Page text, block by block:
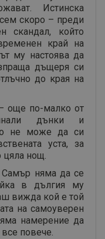
Истинска
скоро – преди
скандал, който
край на
му настоява да
дъщеря си
до края на
още по-малко от
дънки и
не може да си
уста, за
цяла нощ.
Самър няма да се
в дългия му
вижда кой е той
на самоуверен
намерение да
повече.